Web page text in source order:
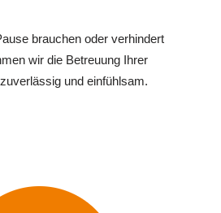
brauchen oder verhindert
wir die Betreuung Ihrer
und einfühlsam.